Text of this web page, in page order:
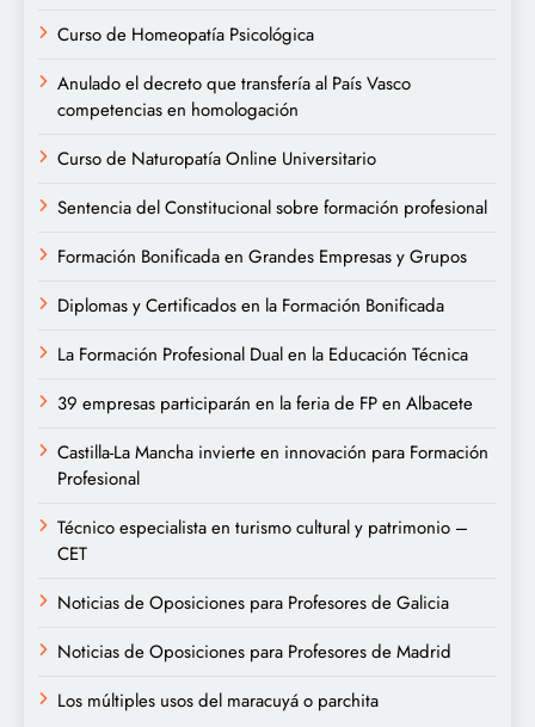
Curso de Homeopatía Psicológica
Anulado el decreto que transfería al País Vasco
competencias en homologación
Curso de Naturopatía Online Universitario
Sentencia del Constitucional sobre formación profesional
Formación Bonificada en Grandes Empresas y Grupos
Diplomas y Certificados en la Formación Bonificada
La Formación Profesional Dual en la Educación Técnica
39 empresas participarán en la feria de FP en Albacete
Castilla-La Mancha invierte en innovación para Formación
Profesional
Técnico especialista en turismo cultural y patrimonio –
CET
Noticias de Oposiciones para Profesores de Galicia
Noticias de Oposiciones para Profesores de Madrid
Los múltiples usos del maracuyá o parchita